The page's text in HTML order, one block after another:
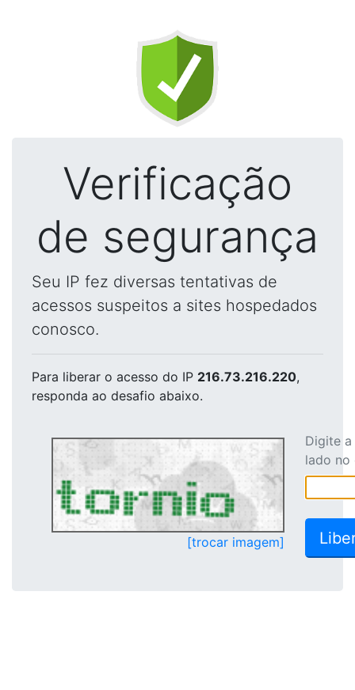
Verificação
de segurança
Seu IP fez diversas tentativas de
acessos suspeitos a sites hospedados
conosco.
Para liberar o acesso do IP 216.73.216.220,
responda ao desafio abaixo.
[trocar imagem]
Digite
lado no